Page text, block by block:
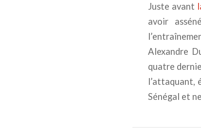
Juste avant
avoir
Alexandre
quatre
l’attaquant,
Sénégal et